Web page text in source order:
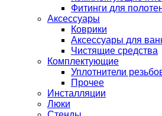
Фитинги для
Аксессуары
Коврики
Аксессуары для
Чистящие средства
Комплектующие
Уплотнители
Прочее
Инсталляции
Люки